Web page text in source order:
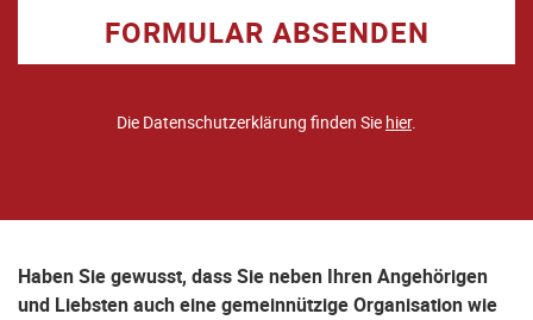
FORMULAR ABSENDEN
Die Datenschutzerklärung finden Sie hier.
Haben Sie gewusst, dass Sie neben Ihren Angehörigen
und Liebsten auch eine gemeinnützige Organisation wie